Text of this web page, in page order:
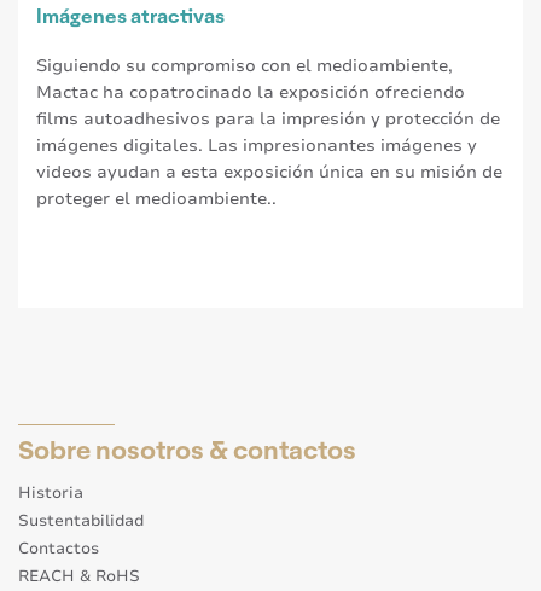
Imágenes atractivas
Siguiendo su compromiso con el medioambiente,
Mactac ha copatrocinado la exposición ofreciendo
films autoadhesivos para la impresión y protección de
imágenes digitales. Las impresionantes imágenes y
videos ayudan a esta exposición única en su misión de
proteger el medioambiente..
Sobre nosotros & contactos
Historia
Sustentabilidad
Contactos
REACH & RoHS